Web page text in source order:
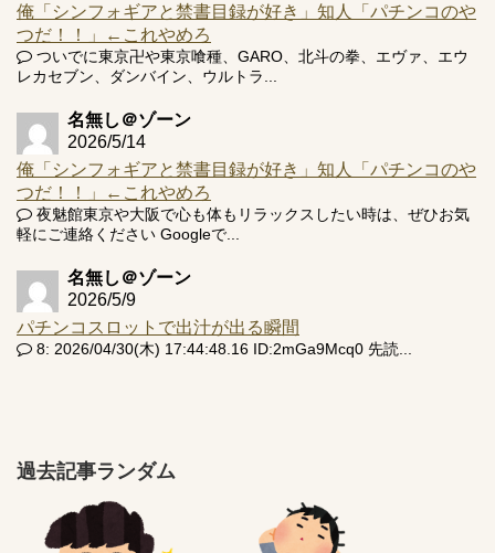
俺「シンフォギアと禁書目録が好き」知人「パチンコのや
つだ！！」←これやめろ
ついでに東京卍や東京喰種、GARO、北斗の拳、エヴァ、エウ
レカセブン、ダンバイン、ウルトラ...
名無し＠ゾーン
2026/5/14
俺「シンフォギアと禁書目録が好き」知人「パチンコのや
つだ！！」←これやめろ
夜魅館東京や大阪で心も体もリラックスしたい時は、ぜひお気
軽にご連絡ください Googleで...
名無し＠ゾーン
2026/5/9
パチンコスロットで出汁が出る瞬間
8: 2026/04/30(木) 17:44:48.16 ID:2mGa9Mcq0 先読...
過去記事ランダム